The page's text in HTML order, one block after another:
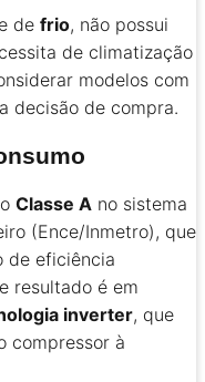
de frio, não possui
de climatização
modelos com
decisão de compra.
Classe A no sistema
(Ence/Inmetro), que
de eficiência
resultado é em
inverter, que
compressor à